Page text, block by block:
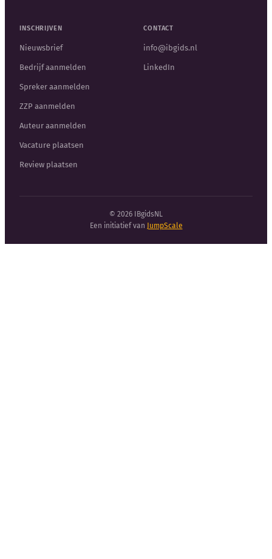
INSCHRIJVEN
Nieuwsbrief
Bedrijf aanmelden
Spreker aanmelden
ZZP aanmelden
Auteur aanmelden
Vacature plaatsen
Review plaatsen
CONTACT
info@ibgids.nl
LinkedIn
© 2026 IBgidsNL
Een initiatief van JumpScale